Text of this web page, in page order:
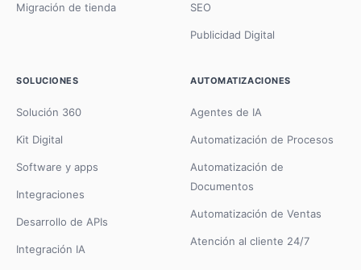
Migración de tienda SEO
Publicidad Digital
SOLUCIONES
Solución 360
Kit Digital
Software y apps
Integraciones
Desarrollo de APIs
Integración IA
AUTOMATIZACIONES
Agentes de IA
Automatización de Procesos
Automatización de
Documentos
Automatización de Ventas
Atención al cliente 24/7